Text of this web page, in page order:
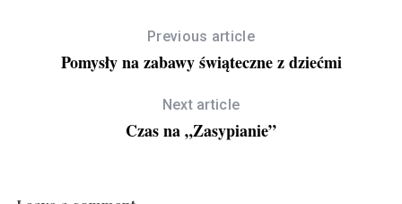
Previous article
Pomysły na zabawy świąteczne z dziećmi
Next article
Czas na „Zasypianie”